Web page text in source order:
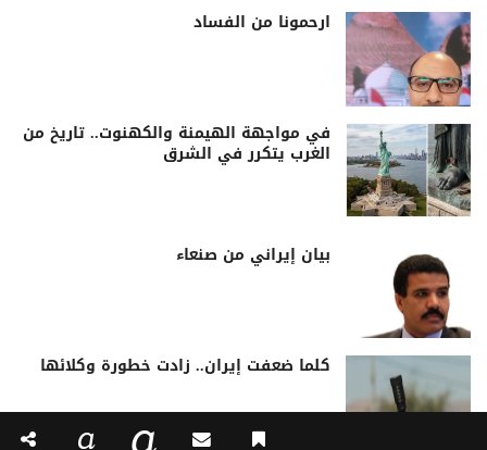
ارحمونا من الفساد
في مواجهة الهيمنة والكهنوت.. تاريخ من
الغرب يتكرر في الشرق
بيان إيراني من صنعاء
كلما ضعفت إيران.. زادت خطورة وكلائها
a